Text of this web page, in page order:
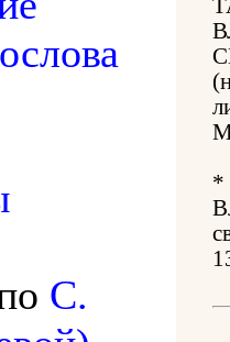
С.
*